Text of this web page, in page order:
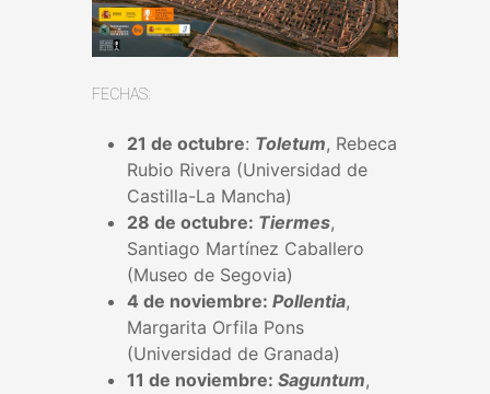
FECHAS:
21 de octubre: Toletum, Rebeca
Rubio Rivera (Universidad de
Castilla-La Mancha)
28 de octubre: Tiermes,
Santiago Martínez Caballero
(Museo de Segovia)
4 de noviembre: Pollentia,
Margarita Orfila Pons
(Universidad de Granada)
11 de noviembre: Saguntum,